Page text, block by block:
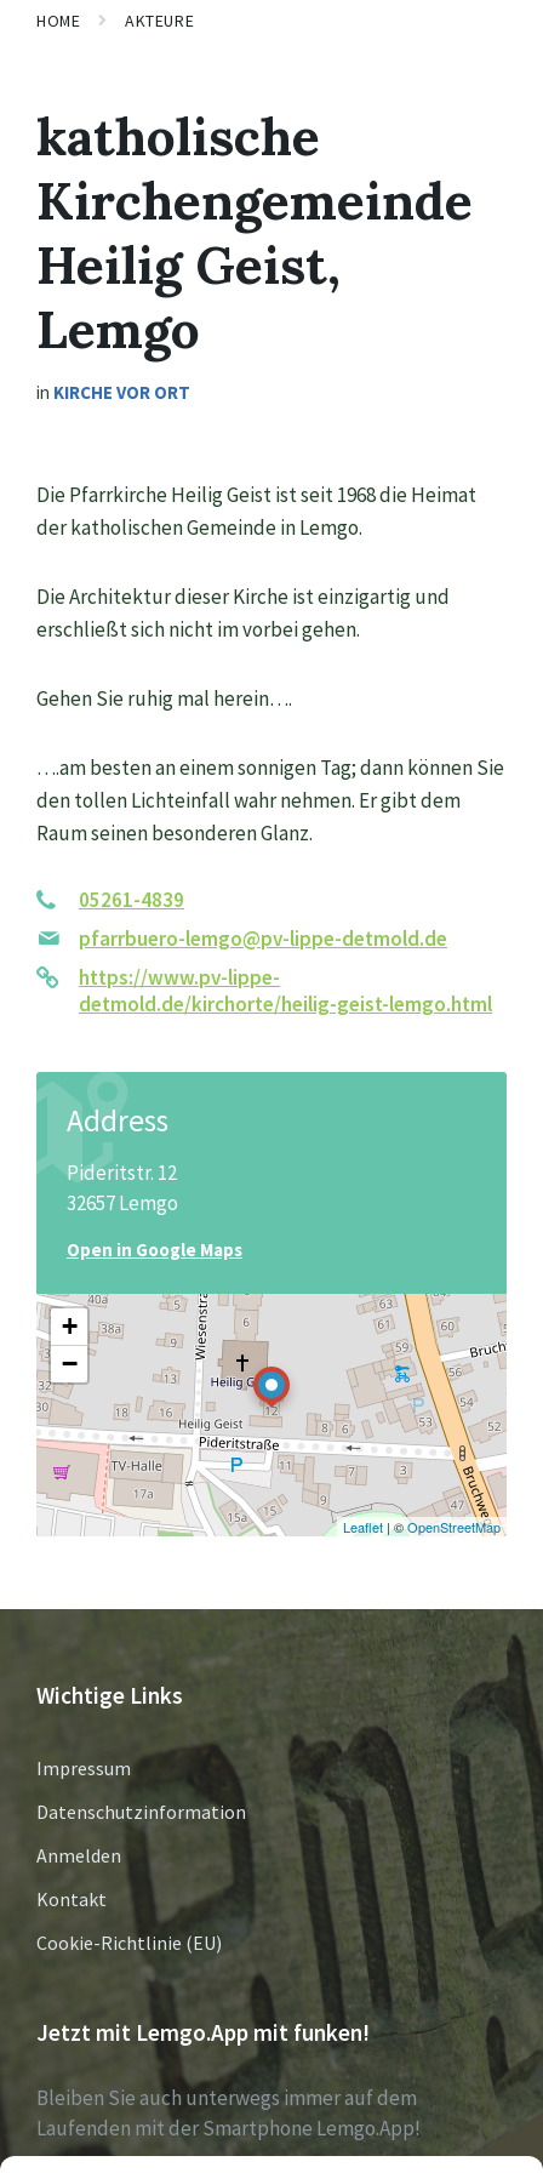
HOME AKTEURE
katholische
Kirchengemeinde
Heilig Geist,
Lemgo
in KIRCHE VOR ORT
Die Pfarrkirche Heilig Geist ist seit 1968 die Heimat
der katholischen Gemeinde in Lemgo.
Die Architektur dieser Kirche ist einzigartig und
erschließt sich nicht im vorbei gehen.
Gehen Sie ruhig mal herein….
….am besten an einem sonnigen Tag; dann können Sie
den tollen Lichteinfall wahr nehmen. Er gibt dem
Raum seinen besonderen Glanz.
05261-4839
pfarrbuero-lemgo@pv-lippe-detmold.de
https://www.pv-lippe-
detmold.de/kirchorte/heilig-geist-lemgo.html
Address
Pideritstr. 12
32657 Lemgo
Open in Google Maps
+
−
Leaflet | ©OpenStreetMap
Wichtige Links
Impressum
Datenschutzinformation
Anmelden
Kontakt
Cookie-Richtlinie (EU)
Jetzt mit Lemgo.App mit funken!
Bleiben Sie auch unterwegs immer auf dem
Laufenden mit der Smartphone Lemgo.App!